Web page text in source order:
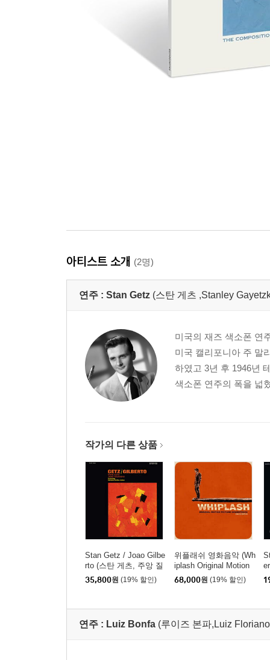
아티스트 소개 (2명)
연주 : Stan Getz (스탄 게츠 ,Stanley
미국의 재즈 색소폰 연
미국 캘리포니아 주 말
하였고 3년 후 1946년
색소폰 연주의 폭을 넓
작가의 다른 상품
Stan Getz / Joao Gilbe
rto (스탄 게츠, 주앙 질
베르토) - Getz / Gilbert
o [클리어 탠저린 컬러
35,800원 (19% 할인)
위플래쉬 영화음악 (Wh
iplash Original Motion
Picture Soundtrack) [2
LP]
68,000원 (19% 할인)
(
연주 : Luiz Bonfa (루이즈 본파,Luiz